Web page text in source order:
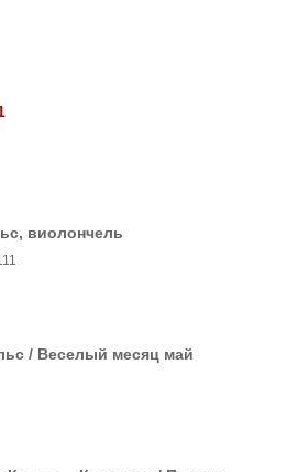
виолончель
/ Веселый месяц май